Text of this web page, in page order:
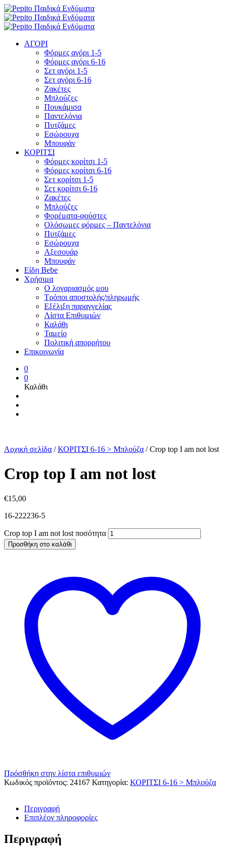
ΑΓΟΡΙ
Φόρμες αγόρι 1-5
Φόρμες αγόρι 6-16
Σετ αγόρι 1-5
Σετ αγόρι 6-16
Ζακέτες
Μπλούζες
Πουκάμισα
Παντελόνια
Πυτζάμες
Εσώρουχα
Μπουφάν
ΚΟΡΙΤΣΙ
Φόρμες κορίτσι 1-5
Φόρμες κορίτσι 6-16
Σετ κορίτσι 1-5
Σετ κορίτσι 6-16
Ζακέτες
Μπλούζες
Φορέματα-φούστες
Ολόσωμες φόρμες – Παντελόνια
Πυτζάμες
Εσώρουχα
Αξεσουάρ
Μπουφάν
Είδη Bebe
Χρήσιμα
Ο λογαριασμός μου
Τρόποι αποστολής/πληρωμής
Εξέλιξη παραγγελίας
Λίστα Επιθυμιών
Καλάθι
Ταμείο
Πολιτική απορρήτου
Επικοινωνία
0
0
Καλάθι
Αρχική σελίδα / ΚΟΡΙΤΣΙ 6-16 > Μπλούζα /Crop top I am not lost
Crop top I am not lost
€15,00
16-222236-5
Crop top I am not lost ποσότητα
Προσθήκη στο καλάθι
Πρόσθήκη στην λίστα επιθυμιών
Κωδικός προϊόντος: 24167 Κατηγορία: ΚΟΡΙΤΣΙ 6-16 > Μπλούζα
Περιγραφή
Επιπλέον πληροφορίες
Περιγραφή